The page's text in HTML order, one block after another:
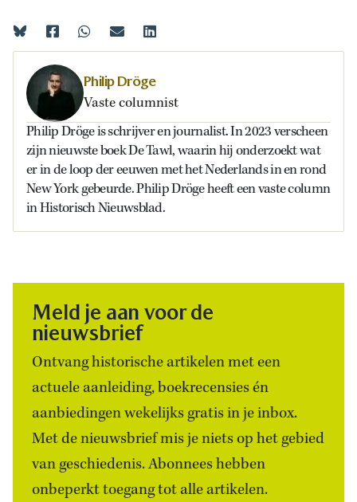
Philip Dröge
Vaste columnist
Philip Dröge is schrijver en journalist. In 2023 verscheen
zijn nieuwste boek De Tawl, waarin hij onderzoekt wat
er in de loop der eeuwen met het Nederlands in en rond
New York gebeurde. Philip Dröge heeft een vaste column
in Historisch Nieuwsblad.
Meld je aan voor de
nieuwsbrief
Ontvang historische artikelen met een
actuele aanleiding, boekrecensies én
aanbiedingen wekelijks gratis in je inbox.
Met de nieuwsbrief mis je niets op het gebied
van geschiedenis. Abonnees hebben
onbeperkt toegang tot alle artikelen.